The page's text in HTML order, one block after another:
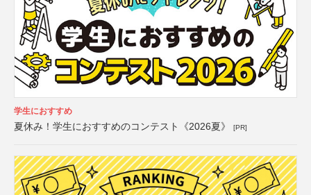
学生におすすめ
夏休み！学生におすすめのコンテスト《2026夏》 [PR]